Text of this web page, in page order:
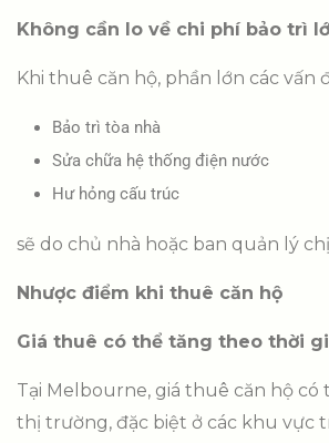
Không cần lo về chi phí bảo trì
Khi thuê căn hộ, phần lớn các vấn
Bảo trì tòa nhà
Sửa chữa hệ thống điện nước
Hư hỏng cấu trúc
sẽ do chủ nhà hoặc ban quản lý
Nhược điểm khi thuê căn hộ
Giá thuê có thể tăng theo thời
Tại Melbourne, giá thuê căn hộ có
thị trường, đặc biệt ở các khu vực